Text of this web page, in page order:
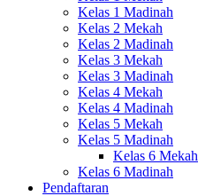
Kelas 1 Madinah
Kelas 2 Mekah
Kelas 2 Madinah
Kelas 3 Mekah
Kelas 3 Madinah
Kelas 4 Mekah
Kelas 4 Madinah
Kelas 5 Mekah
Kelas 5 Madinah
Kelas 6 Mekah
Kelas 6 Madinah
Pendaftaran